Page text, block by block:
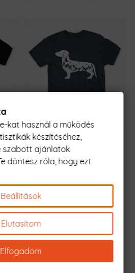
Ft-
Dachshund
silhouette
kat használ a működés
készítéséhez,
szabott ajánlatok
döntesz róla, hogy ezt
Beállítások
Elutasítom
Elfogadom